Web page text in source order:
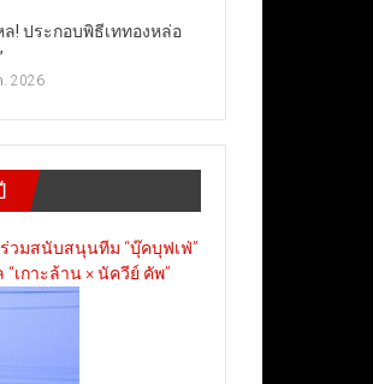
! ประกอบพิธีเททองหล่อ
. 2026
วมสนับสนุนทีม “บุ๊คบุฟเฟ่”
เกาะล้าน × นัควีย์ คัพ”